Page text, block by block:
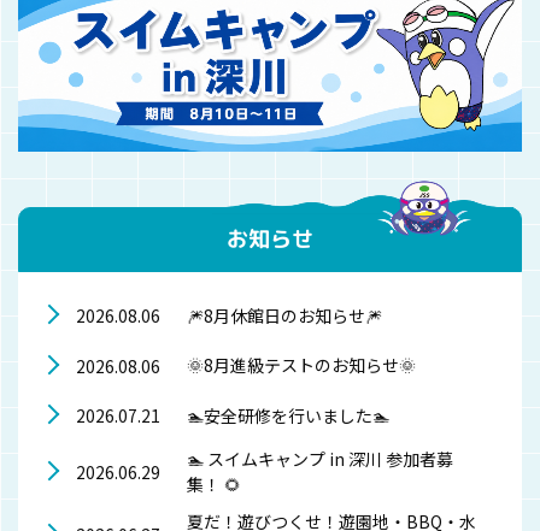
お知らせ
2026.08.06 🎆8月休館日のお知らせ🎆
2026.08.06 🌞8月進級テストのお知らせ🌞
2026.07.21 🏊安全研修を行いました🏊
2026.06.29
🏊 スイムキャンプ in 深川 参加者募
集！ 🌻
夏だ！遊びつくせ！遊園地・BBQ・水